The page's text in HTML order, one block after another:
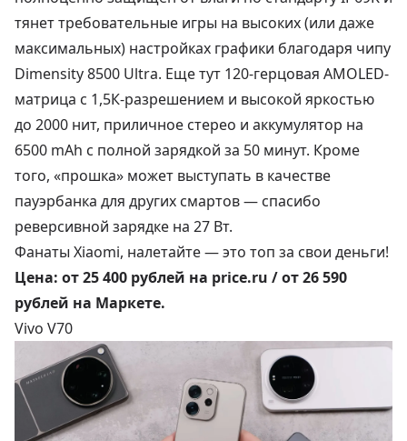
тянет требовательные игры на высоких (или даже
максимальных) настройках графики благодаря чипу
Dimensity 8500 Ultra. Еще тут 120-герцовая AMOLED-
матрица с 1,5К-разрешением и высокой яркостью
до 2000 нит, приличное стерео и аккумулятор на
6500 mAh с полной зарядкой за 50 минут. Кроме
того, «прошка» может выступать в качестве
пауэрбанка для других смартов — спасибо
реверсивной зарядке на 27 Вт.
Фанаты Xiaomi, налетайте — это топ за свои деньги!
Цена: от 25 400 рублей на price.ru /от 26 590
рублей на Маркете.
Vivo V70